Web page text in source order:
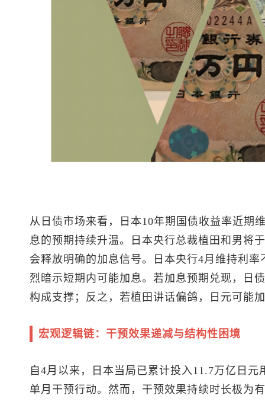
从日债市场来看，日本10年期国债收益率近期
息的预期持续升温。日本央行总裁植田和男将
会释放明确的加息信号。日本央行4月维持利
烈暗示短期内可能加息。若加息预期兑现，日
构成支撑；反之，若植田讲话偏鸽，日元可能
宏观逻辑链：干预效果递减与结构性困境
自4月以来，日本当局已累计投入11.7万亿日
单月干预行动。然而，干预效果持续时长极